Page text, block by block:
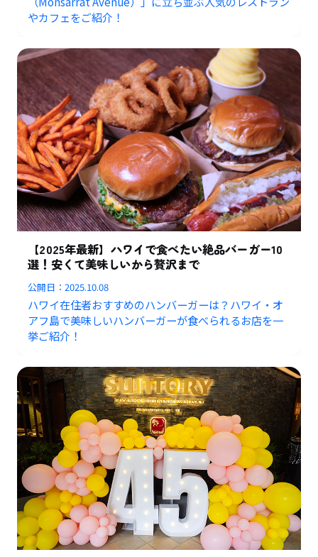
やカフェをご紹介！
【2025年最新】ハワイで食べたい絶品バーガー10
選！安くて美味しいから贅沢まで
公開日：2025.10.08
ハワイ在住者おすすめのハンバーガーは？ハワイ・オ
アフ島で美味しいハンバーガーが食べられるお店を一
挙ご紹介！